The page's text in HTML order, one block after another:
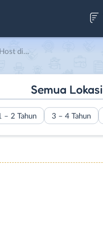
Indonesia
Semua Lokasi
– 2 Tahun 3 – 4 Tahun